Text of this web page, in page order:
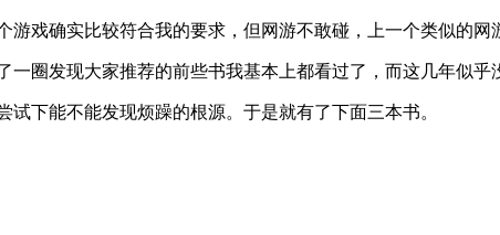
戏确实比较符合我的要求，但网游不敢碰，上一个类似的
圈发现大家推荐的前些书我基本上都看过了，而这几年似乎
下能不能发现烦躁的根源。于是就有了下面三本书。